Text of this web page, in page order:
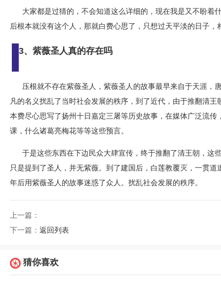
大家都是过猜的，不会知道这么详细的，现在我是又不盼着
后根本就没有这个人，那就白费心思了，只想过天平淡的日子，
3、紫薇圣人真的存在吗
压根就不存在紫薇圣人，紫薇圣人的故事最早来自于天涯，
凡的名义扰乱了当时社会发展的秩序，到了近代，由于推翻清
本费尽心思写了扬州十日嘉定三屠等历史故事，在媒体广泛流
课，什么诸葛亮梅花等等这些预言。
于是这些东西在下边民众大肆宣传，终于推翻了清王朝，这
只是提到了圣人，并无紫薇。到了建国后，白莲教覆灭，一贯
年后用紫薇圣人的故事迷惑了众人。扰乱社会发展的秩序。
上一篇：
下一篇： 返回列表
猜你喜欢